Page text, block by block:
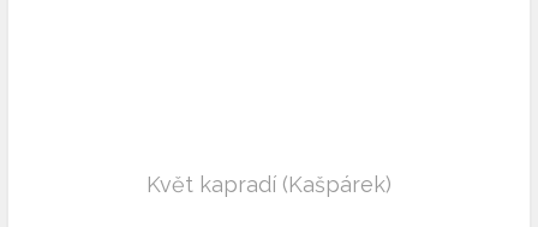
Květ kapradí (Kašpárek)